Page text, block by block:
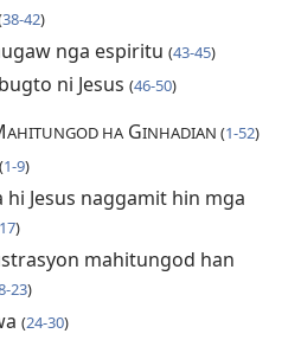
38-42)
nga espiritu (43-45)
ni Jesus (46-50)
AHITUNGOD HAGINHADIAN (1-52)
(1-9)
hi Jesus naggamit hin mga
)
mahitungod han
23)
(24-30)